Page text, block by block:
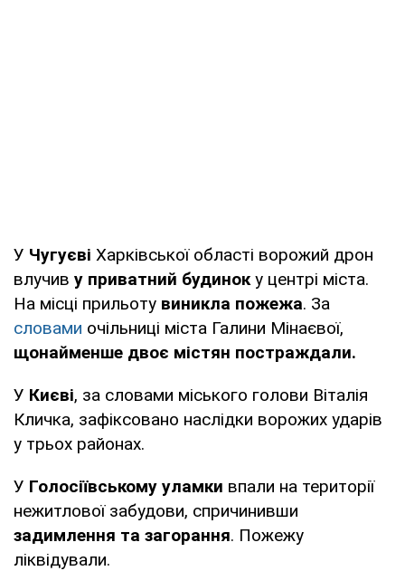
У Чугуєві Харківської області ворожий дрон
влучив у приватний будиноку центрі міста.
На місці прильоту виникла пожежа. За
словами очільниці міста Галини Мінаєвої,
щонайменше двоє містян постраждали.
У Києві, за словами міського голови Віталія
Кличка, зафіксовано наслідки ворожих ударів
у трьох районах.
У Голосіївському уламки впали на території
нежитлової забудови, спричинивши
задимлення та загорання. Пожежу
ліквідували.